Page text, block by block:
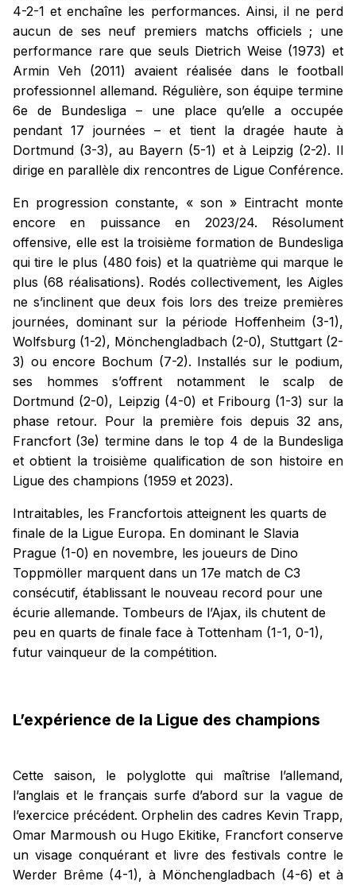
4-2-1 et enchaîne les performances. Ainsi, il ne perd
aucun de ses neuf premiers matchs officiels ; une
performance rare que seuls Dietrich Weise (1973) et
Armin Veh (2011) avaient réalisée dans le football
professionnel allemand. Régulière, son équipe termine
6e de Bundesliga – une place qu’elle a occupée
pendant 17 journées – et tient la dragée haute à
Dortmund (3-3), au Bayern (5-1) et à Leipzig (2-2). Il
dirige en parallèle dix rencontres de Ligue Conférence.
En progression constante, « son » Eintracht monte
encore en puissance en 2023/24. Résolument
offensive, elle est la troisième formation de Bundesliga
qui tire le plus (480 fois) et la quatrième qui marque le
plus (68 réalisations). Rodés collectivement, les Aigles
ne s’inclinent que deux fois lors des treize premières
journées, dominant sur la période Hoffenheim (3-1),
Wolfsburg (1-2), Mönchengladbach (2-0), Stuttgart (2-
3) ou encore Bochum (7-2). Installés sur le podium,
ses hommes s’offrent notamment le scalp de
Dortmund (2-0), Leipzig (4-0) et Fribourg (1-3) sur la
phase retour. Pour la première fois depuis 32 ans,
Francfort (3e) termine dans le top 4 de la Bundesliga
et obtient la troisième qualification de son histoire en
Ligue des champions (1959 et 2023).
Intraitables, les Francfortois atteignent les quarts de
finale de la Ligue Europa. En dominant le Slavia
Prague (1-0) en novembre, les joueurs de Dino
Toppmöller marquent dans un 17e match de C3
consécutif, établissant le nouveau record pour une
écurie allemande. Tombeurs de l’Ajax, ils chutent de
peu en quarts de finale face à Tottenham (1-1, 0-1),
futur vainqueur de la compétition.
L’expérience de la Ligue des champions
Cette saison, le polyglotte qui maîtrise l’allemand,
l’anglais et le français surfe d’abord sur la vague de
l’exercice précédent. Orphelin des cadres Kevin Trapp,
Omar Marmoush ou Hugo Ekitike, Francfort conserve
un visage conquérant et livre des festivals contre le
Werder Brême (4-1), à Mönchengladbach (4-6) et à